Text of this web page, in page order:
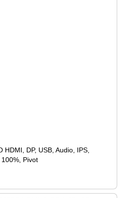
HDMI, DP, USB, Audio, IPS,
Pivot